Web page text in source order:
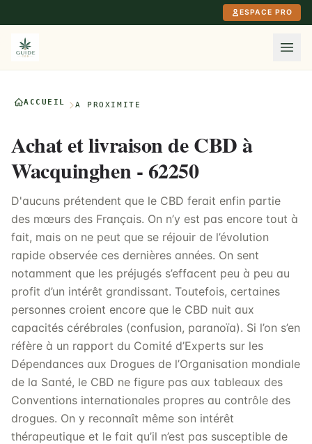
ESPACE PRO
ACCUEIL À PROXIMITÉ
Achat et livraison de CBD à
Wacquinghen - 62250
D'aucuns prétendent que le CBD ferait enfin partie
des mœurs des Français. On n’y est pas encore tout à
fait, mais on ne peut que se réjouir de l’évolution
rapide observée ces dernières années. On sent
notamment que les préjugés s’effacent peu à peu au
profit d’un intérêt grandissant. Toutefois, certaines
personnes croient encore que le CBD nuit aux
capacités cérébrales (confusion, paranoïa). Si l’on s’en
réfère à un rapport du Comité d’Experts sur les
Dépendances aux Drogues de l’Organisation mondiale
de la Santé, le CBD ne figure pas aux tableaux des
Conventions internationales propres au contrôle des
drogues. On y reconnaît même son intérêt
thérapeutique et le fait qu’il n’est pas susceptible de